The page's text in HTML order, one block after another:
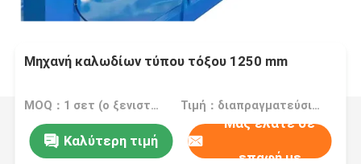
Μηχανή καλωδίων τύπου τόξου 1250 mm
MOQ：1 σετ (ο ξενιστής παραμονής μπορεί να παραγγελθεί ξεχωριστά) Τιμή：διαπραγματεύσιμα
Καλύτερη τιμή
Μας ελάτε σε
επαφή με